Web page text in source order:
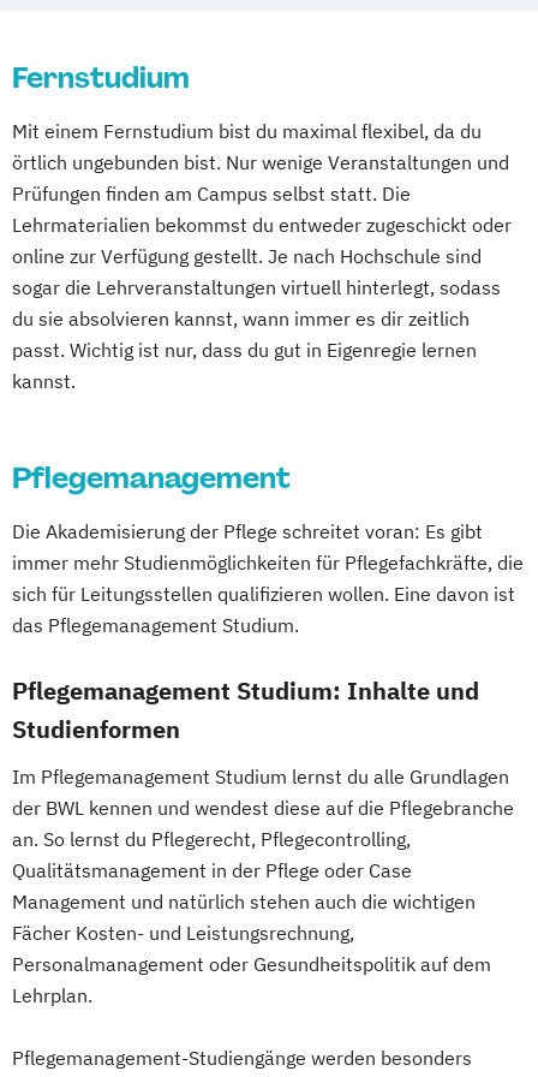
Experience Management
Betriebswirtschaftslehre – Industrial
Management
Betriebswirtschaftslehre – Office
Management
Business Administration (DE/EN)
Business Intelligence
Business Intelligence (DE/EN)
Cloud Computing
Coaching
Customer Centricity
Cyber Security (DE/EN)
Data Management (DE/EN)
DevOps und Cloud Computing (DE/EN)
Digital Business (DE/EN)
Digital Business Management
Digital Innovation and Intrapreneurship
(DE/EN)
Digital Product Management
Digital Transformation Management -
Gesundheitswesen
Digitale Betriebswirtschaftslehre
Digitale Transformation Diätetik
E-Beratung in der Pädagogik
E-Commerce Elektrotechnik
Engineering (DE/EN)
Fernstudium
Mit einem Fernstudium bist du maximal flexibel, da du
örtlich ungebunden bist. Nur wenige Veranstaltungen und
Prüfungen finden am Campus selbst statt. Die
Lehrmaterialien bekommst du entweder zugeschickt oder
online zur Verfügung gestellt. Je nach Hochschule sind
sogar die Lehrveranstaltungen virtuell hinterlegt, sodass
du sie absolvieren kannst, wann immer es dir zeitlich
passt. Wichtig ist nur, dass du gut in Eigenregie lernen
kannst.
Pflegemanagement
Die Akademisierung der Pflege schreitet voran: Es gibt
immer mehr Studienmöglichkeiten für Pflegefachkräfte, die
sich für Leitungsstellen qualifizieren wollen. Eine davon ist
das Pflegemanagement Studium.
Pflegemanagement Studium: Inhalte und
Studienformen
Im Pflegemanagement Studium lernst du alle Grundlagen
der BWL kennen und wendest diese auf die Pflegebranche
an. So lernst du Pflegerecht, Pflegecontrolling,
Qualitätsmanagement in der Pflege oder Case
Management und natürlich stehen auch die wichtigen
Fächer Kosten- und Leistungsrechnung,
Personalmanagement oder Gesundheitspolitik auf dem
Lehrplan.
Pflegemanagement-Studiengänge werden besonders